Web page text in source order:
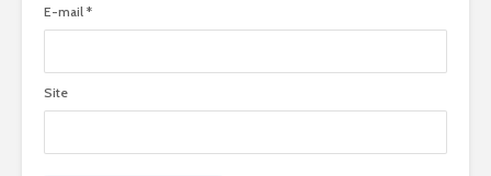
E-mail *
Site